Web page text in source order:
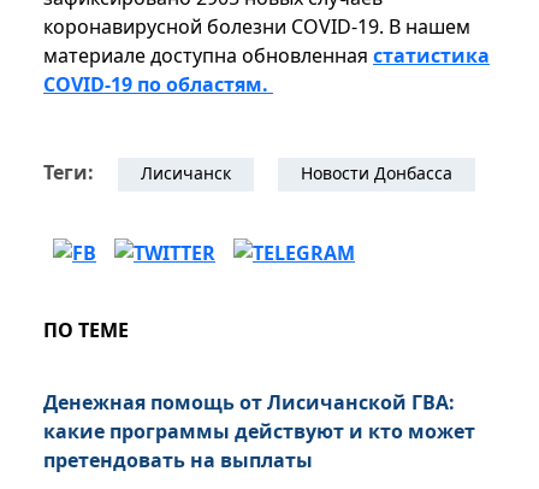
коронавирусной болезни COVID-19. В нашем
материале доступна обновленная статистика
COVID-19 по областям.
Теги: Лисичанск Новости Донбасса
ПО ТЕМЕ
Денежная помощь от Лисичанской ГВА:
какие программы действуют и кто может
претендовать на выплаты